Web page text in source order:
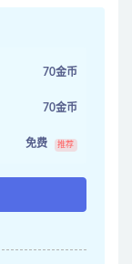
70金币
70金币
免费 推荐